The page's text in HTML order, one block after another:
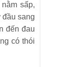
sấp,
sang
đến đau
có thói